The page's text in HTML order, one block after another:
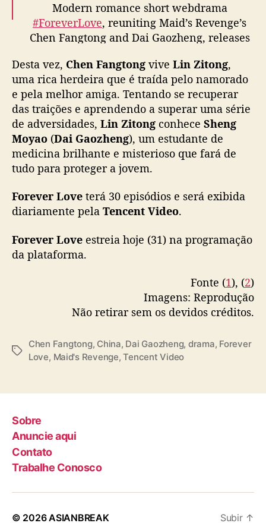
n
g
v
l
t
a
a
s
e
r
c
l
F
o
v
L
Modern romance short webdrama
#ForeverLove, reuniting Maid’s Revenge’s
Chen Fangtong and Dai Gaozheng, releases
Video#盲心千金
pic.twitter.com/dTjbrIBdTs
— cdrama tweets (@dramapotatoe)August
31, 2023
Desta vez, Chen Fangtong vive Lin Zitong,
uma rica herdeira que é traída pelo namorado
e pela melhor amiga. Tentando se recuperar
das traições e aprendendo a superar uma série
de adversidades, Lin Zitong conhece Sheng
Moyao (Dai Gaozheng), um estudante de
medicina brilhante e misterioso que fará de
tudo para proteger a jovem.
Forever Love terá 30 episódios e será exibida
diariamente pela Tencent Video.
Forever Love estreia hoje (31) na programação
da plataforma.
Fonte (1), (2)
Imagens: Reprodução
Não retirar sem os devidos créditos.
T
Chen Fangtong, China, Dai Gaozheng, drama, Forever
Love, Maid's Revenge,Tencent Video
Sobre
Anuncie aqui
Contato
Trabalhe Conosco
© 2026ASIANBREAK Subir ↑